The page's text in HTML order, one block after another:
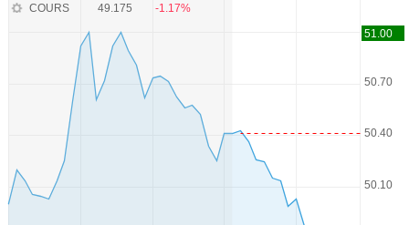
COURS 49.175 -1.17%